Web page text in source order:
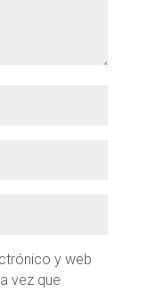
y web
vez que